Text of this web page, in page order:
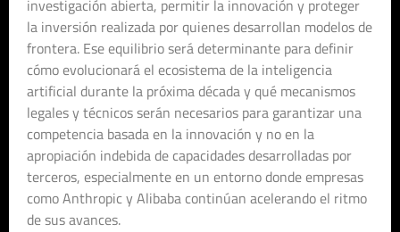
investigación abierta, permitir la innovación y proteger
la inversión realizada por quienes desarrollan modelos de
frontera. Ese equilibrio será determinante para definir
cómo evolucionará el ecosistema de la inteligencia
artificial durante la próxima década y qué mecanismos
legales y técnicos serán necesarios para garantizar una
competencia basada en la innovación y no en la
apropiación indebida de capacidades desarrolladas por
terceros, especialmente en un entorno donde empresas
como Anthropic y Alibaba continúan acelerando el ritmo
de sus avances.